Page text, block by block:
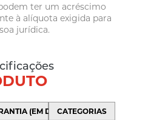
ter um acréscimo
à alíquota exigida para
jurídica.
(EM DIAS)CATEGORIAS